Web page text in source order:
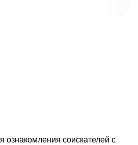
ознакомления соискателей с